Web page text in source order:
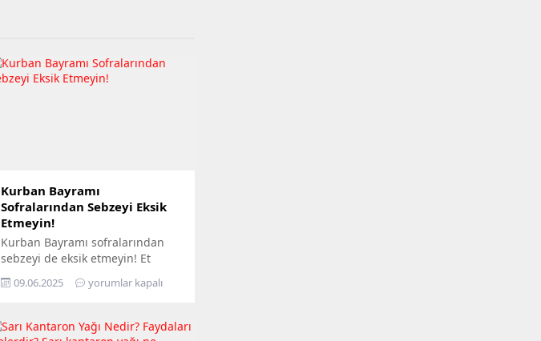
Kurban Bayramı
Sofralarından Sebzeyi Eksik
Etmeyin!
Kurban Bayramı sofralarından
sebzeyi de eksik etmeyin! Et
ağırlıklı beslenmenin zararlı
olabileceğini belirten uzmanlar
tüketiminin ön planda olduğunu
09.06.2025 yorumlar kapalı